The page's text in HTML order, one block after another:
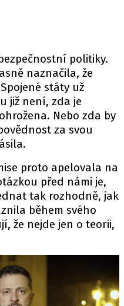
politiky.
naznačila, že
Spojené státy už
již není, zda je
Nebo zda by
za svou
proto apelovala na
před námi je,
tak rozhodně, jak
během svého
že nejde jen o teorii,